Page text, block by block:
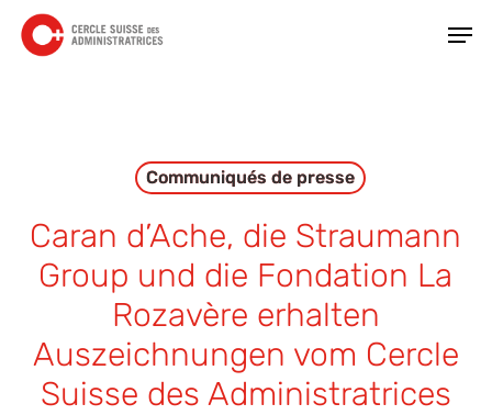
main
Communiqués de presse
Caran d’Ache, die Straumann
Group und die Fondation La
Rozavère erhalten
Auszeichnungen vom Cercle
Suisse des Administratrices